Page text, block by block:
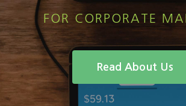
FOR CORPORATE
Read About Us